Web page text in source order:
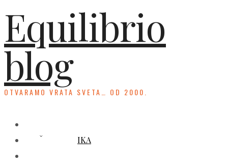
Equilibrio
blog
OTVARAMO VRATA SVETA… OD 2000.
UČENJE JEZIKA